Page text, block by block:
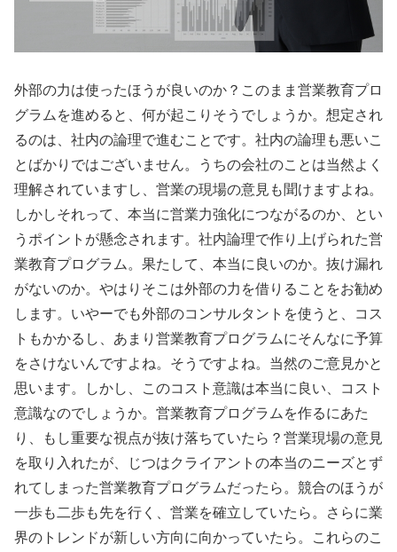
外部の力は使ったほうが良いのか？このまま営業教育プロ
グラムを進めると、何が起こりそうでしょうか。想定され
るのは、社内の論理で進むことです。社内の論理も悪いこ
とばかりではございません。うちの会社のことは当然よく
理解されていますし、営業の現場の意見も聞けますよね。
しかしそれって、本当に営業力強化につながるのか、とい
うポイントが懸念されます。社内論理で作り上げられた営
業教育プログラム。果たして、本当に良いのか。抜け漏れ
がないのか。やはりそこは外部の力を借りることをお勧め
します。いやーでも外部のコンサルタントを使うと、コス
トもかかるし、あまり営業教育プログラムにそんなに予算
をさけないんですよね。そうですよね。当然のご意見かと
思います。しかし、このコスト意識は本当に良い、コスト
意識なのでしょうか。営業教育プログラムを作るにあた
り、もし重要な視点が抜け落ちていたら？営業現場の意見
を取り入れたが、じつはクライアントの本当のニーズとず
れてしまった営業教育プログラムだったら。競合のほうが
一歩も二歩も先を行く、営業を確立していたら。さらに業
界のトレンドが新しい方向に向かっていたら。これらのこ